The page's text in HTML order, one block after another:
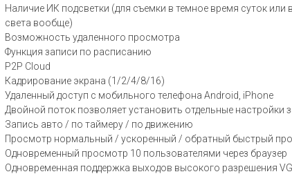
Наличие ИК подсветки (для съемки в темное время суток
света вообще)
Возможность удаленного просмотра
Функция записи по расписанию
P2P Cloud
Кадрирование экрана (1/2/4/8/16)
Удаленный доступ с мобильного телефона Android, iPhone
Двойной поток позволяет установить отдельные настройки
Запись авто / по таймеру / по движению
Просмотр нормальный / ускоренный / обратный быстрый
Одновременный просмотр 10 пользователями через браузер
Одновременная поддержка выходов высокого разрешения